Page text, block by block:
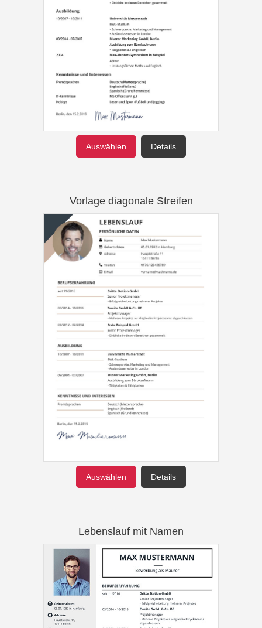
Auswählen Details
Vorlage diagonale Streifen
Auswählen Details
Lebenslauf mit Namen